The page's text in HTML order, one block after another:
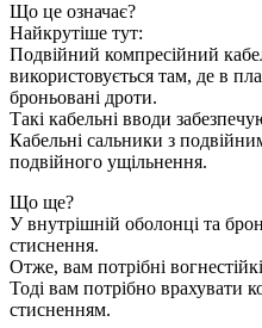
Що це означає?
Найкрутіше тут:
Подвійний компресійний
використовується там, де в
броньовані дроти.
Такі кабельні вводи
Кабельні сальники з
подвійного ущільнення.
Що ще?
У внутрішній оболонці та
стиснення.
Отже, вам потрібні
Тоді вам потрібно врахувати
стисненням.